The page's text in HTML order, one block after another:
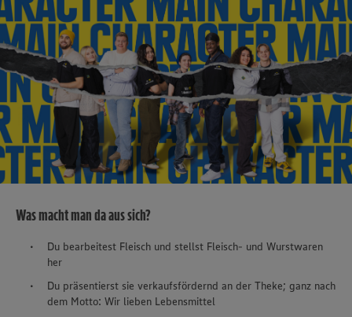
Was macht man da aus sich?
Du bearbeitest Fleisch und stellst Fleisch- und Wurstwaren
her
Du präsentierst sie verkaufsfördernd an der Theke; ganz nach
dem Motto: Wir lieben Lebensmittel